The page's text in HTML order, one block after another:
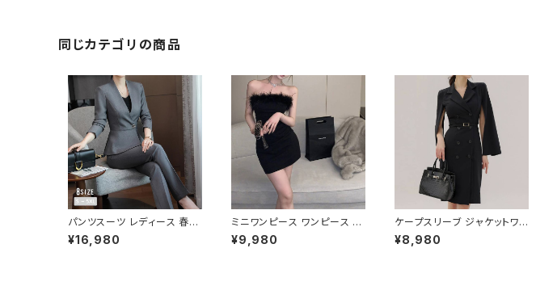
ゆったり 長袖トップス オフィ
ス カジュアル OL 上品 大人 1
S0048
同じカテゴリの商品
パンツスーツ レディース 春夏
秋冬 春 夏 秋 冬 黒 紺 スーツ
上下セット 2点セット ジャケッ
¥16,980
ミニワンピース ワンピース フ
ェザーデザイン タイトワンピ
ース チューブトップ レディー
¥9,980
ケープスリーブ ジャケットワン
ピース ベルト付き ワンピース
レディース 長袖 襟付き タイト
¥8,980